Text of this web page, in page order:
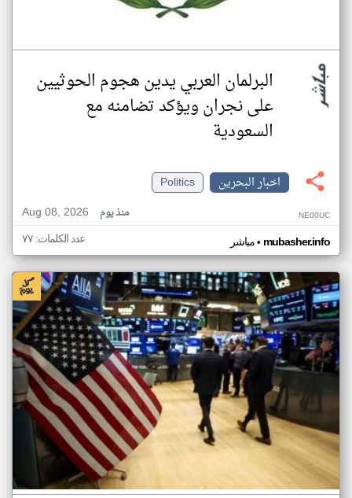
البرلمان العربي يدين هجوم الحوثيين
على نجران ويؤكد تضامنه مع
السعودية
اخبار البحرين
Politics
Aug 08, 2026
منذ يوم NE00UC
مباشر• mubasher.info عدد الكلمات: ٧٧